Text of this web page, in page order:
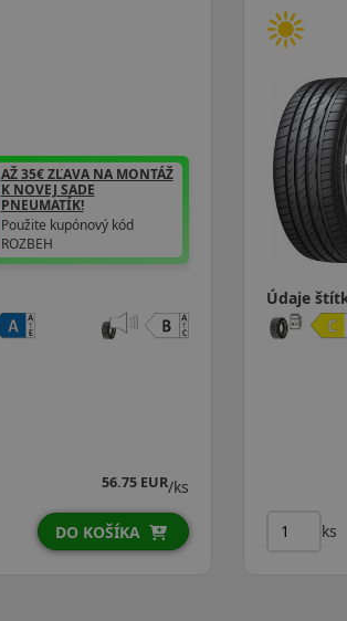
AŽ 35€ ZĽAVA NA MONTÁŽ
K NOVEJ SADE
PNEUMATÍK!
Použite kupónový kód
ROZBEH
56.75 EUR/ks
DO KOŠÍKA
Údaje
ks